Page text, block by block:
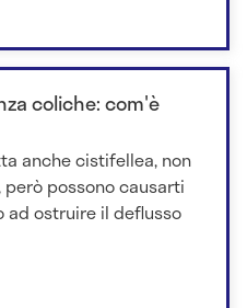
coliche: com'è
anche cistifellea, non
possono causarti
ad ostruire il deflusso